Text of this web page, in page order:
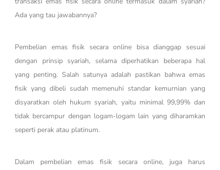
Ada yang tau jawabannya?
Pembelian emas fisik secara online bisa dianggap sesuai
dengan prinsip syariah, selama diperhatikan beberapa hal
yang penting. Salah satunya adalah pastikan bahwa emas
fisik yang dibeli sudah memenuhi standar kemurnian yang
disyaratkan oleh hukum syariah, yaitu minimal 99,99% dan
tidak bercampur dengan logam-logam lain yang diharamkan
seperti perak atau platinum.
Dalam pembelian emas fisik secara online, juga harus